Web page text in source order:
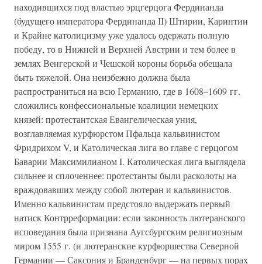
находившихся под властью эрцгерцога Фердинанда
(будущего императора Фердинанда ІІ) Штирии, Каринтии
и Крайне католицизму уже удалось одержать полную
победу, то в Нижней и Верхней Австрии и тем более в
землях Венгерской и Чешской короны борьба обещала
быть тяжелой. Она неизбежно должна была
распространиться на всю Германию, где в 1608–1609 гг.
сложились конфессиональные коалиции немецких
князей: протестантская Евангелическая уния,
возглавляемая курфюрстом Пфальца кальвинистом
Фридрихом V, и Католическая лига во главе с герцогом
Баварии Максимилианом I. Католическая лига выглядела
сильнее и сплоченнее: протестанты были расколоты на
враждовавших между собой лютеран и кальвинистов.
Именно кальвинистам предстояло выдержать первый
натиск Контрреформации: если законность лютеранского
исповедания была признана Аугсбургским религиозным
миром 1555 г. (и лютеранские курфюршества Северной
Германии — Саксония и Бранденбург — на первых порах